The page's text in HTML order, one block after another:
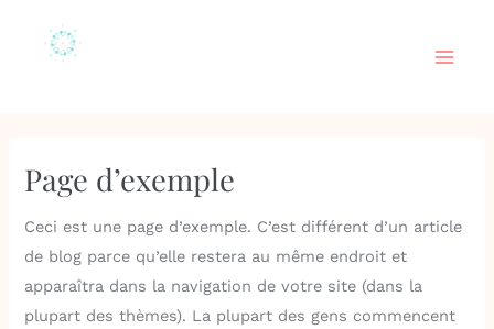
Page d’exemple
Ceci est une page d’exemple. C’est différent d’un article
de blog parce qu’elle restera au même endroit et
apparaîtra dans la navigation de votre site (dans la
plupart des thèmes). La plupart des gens commencent